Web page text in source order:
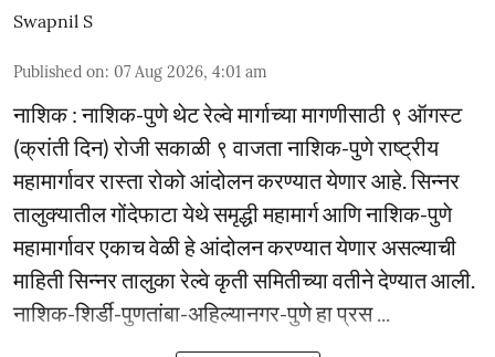
Swapnil S
Published on: 07 Aug 2026, 4:01 am
नाशिक : नाशिक-पुणे थेट रेल्वे मार्गाच्या मागणीसाठी ९ ऑगस्ट
(क्रांती दिन) रोजी सकाळी ९ वाजता नाशिक-पुणे राष्ट्रीय
महामार्गावर रास्ता रोको आंदोलन करण्यात येणार आहे. सिन्नर
तालुक्यातील गोंदेफाटा येथे समृद्धी महामार्ग आणि नाशिक-पुणे
महामार्गावर एकाच वेळी हे आंदोलन करण्यात येणार असल्याची
माहिती सिन्नर तालुका रेल्वे कृती समितीच्या वतीने देण्यात आली.
नाशिक-शिर्डी-पुणतांबा-अहिल्यानगर-पुणे हा प्रस ...